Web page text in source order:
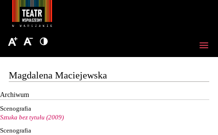
Magdalena Maciejewska
Archiwum
Scenografia
Sztuka bez tytułu (2009)
Scenografia